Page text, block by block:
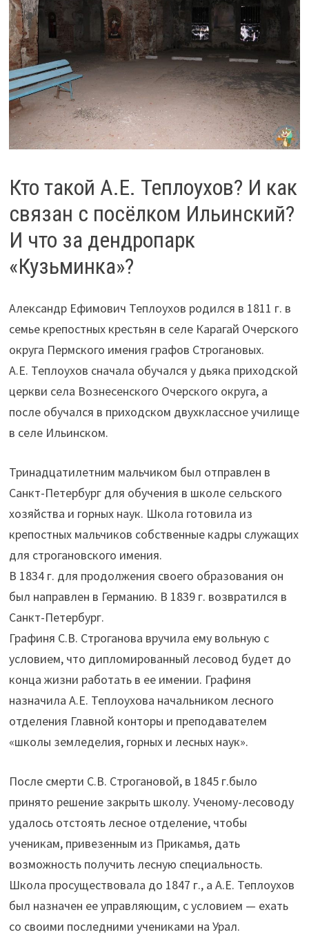
Кто такой А.Е. Теплоухов? И как
связан с посёлком Ильинский?
И что за дендропарк
«Кузьминка»?
Александр Ефимович Теплоухов родился в 1811 г. в
семье крепостных крестьян в селе Карагай Очерского
округа Пермского имения графов Строгановых.
А.Е. Теплоухов сначала обучался у дьяка приходской
церкви села Вознесенского Очерского округа, а
после обучался в приходском двухклассное училище
в селе Ильинском.
Тринадцатилетним мальчиком был отправлен в
Санкт-Петербург для обучения в школе сельского
хозяйства и горных наук. Школа готовила из
крепостных мальчиков собственные кадры служащих
для строгановского имения.
В 1834 г. для продолжения своего образования он
был направлен в Германию. В 1839 г. возвратился в
Санкт-Петербург.
Графиня С.В. Строганова вручила ему вольную с
условием, что дипломированный лесовод будет до
конца жизни работать в ее имении. Графиня
назначила А.Е. Теплоухова начальником лесного
отделения Главной конторы и преподавателем
«школы земледелия, горных и лесных наук».
После смерти С.В. Строгановой, в 1845 г.было
принято решение закрыть школу. Ученому-лесоводу
удалось отстоять лесное отделение, чтобы
ученикам, привезенным из Прикамья, дать
возможность получить лесную специальность.
Школа просуществовала до 1847 г., а А.Е. Теплоухов
был назначен ее управляющим, с условием — ехать
со своими последними учениками на Урал.